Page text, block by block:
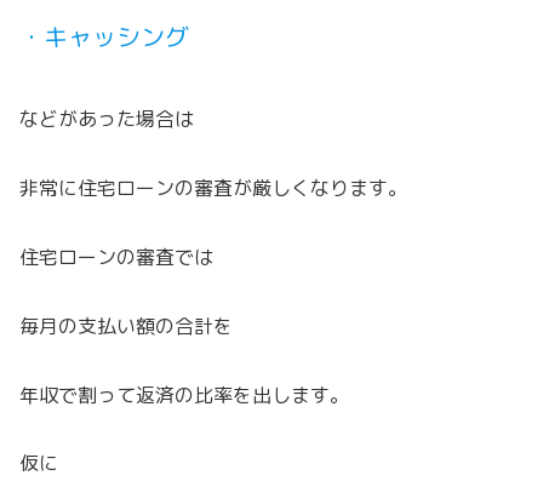
・キャッシング
などがあった場合は
非常に住宅ローンの審査が厳しくなります。
住宅ローンの審査では
毎月の支払い額の合計を
年収で割って返済の比率を出します。
仮に